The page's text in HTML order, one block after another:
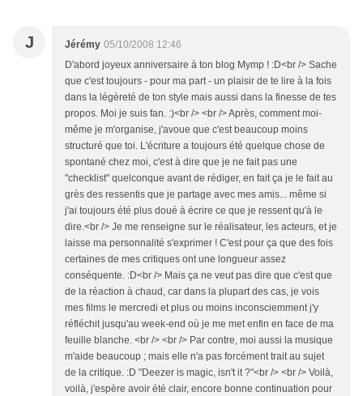
J Jérémy 05/10/2008 12:46
D'abord joyeux anniversaire à ton blog Mymp ! :D<br /> Sache
que c'est toujours - pour ma part - un plaisir de te lire à la fois
dans la légèreté de ton style mais aussi dans la finesse de tes
propos. Moi je suis fan. :)<br /> <br /> Après, comment moi-
même je m'organise, j'avoue que c'est beaucoup moins
structuré que toi. L'écriture a toujours été quelque chose de
spontané chez moi, c'est à dire que je ne fait pas une
"checklist" quelconque avant de rédiger, en fait ça je le fait au
grès des ressentis que je partage avec mes amis... même si
j'ai toujours été plus doué à écrire ce que je ressent qu'à le
dire.<br /> Je me renseigne sur le réalisateur, les acteurs, et je
laisse ma personnalité s'exprimer ! C'est pour ça que des fois
certaines de mes critiques ont une longueur assez
conséquente. :D<br /> Mais ça ne veut pas dire que c'est que
de la réaction à chaud, car dans la plupart des cas, je vois
mes films le mercredi et plus ou moins inconsciemment j'y
réfléchit jusqu'au week-end où je me met enfin en face de ma
feuille blanche. <br /> <br /> Par contre, moi aussi la musique
m'aide beaucoup ; mais elle n'a pas forcément trait au sujet
de la critique. :D "Deezer is magic, isn't it ?"<br /> <br /> Voilà,
voilà, j'espère avoir été clair, encore bonne continuation pour